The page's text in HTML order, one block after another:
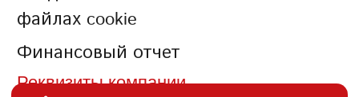
файлах cookie
Финансовый отчет
Реквизиты компании